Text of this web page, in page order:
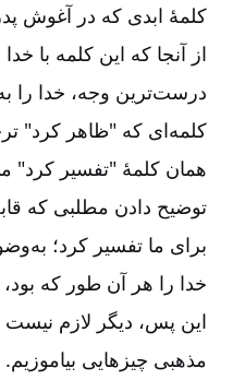
کلمۀ ابدی که در آغوش
از آنجا که این کلمه با
درست‌ترین وجه، خدا را به
کلمه‌ای که "ظاهر کرد"
همان کلمۀ "تفسیر کرد"
توضیح دادن مطلبی که
برای ما تفسیر کرد؛
خدا را هر آن طور که
این پس‌، دیگر لازم نیست
مذهبی چیزهایی